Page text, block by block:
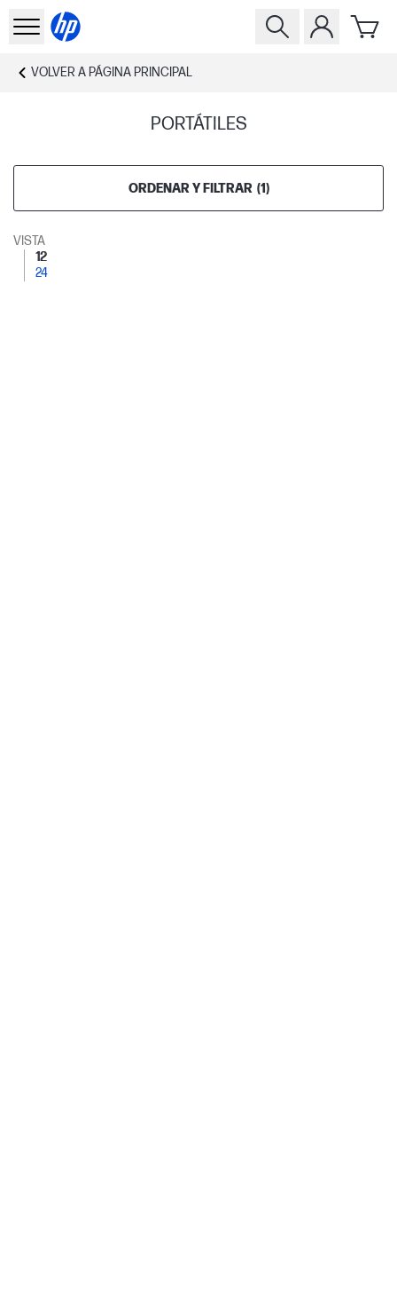
VOLVER A PÁGINA PRINCIPAL
PORTÁTILES
ORDENAR Y FILTRAR (1)
VISTA
12
24